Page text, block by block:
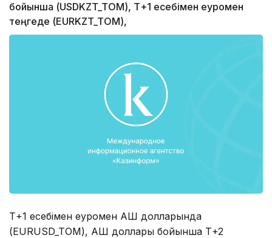
бойынша (USDKZT_TOM), Т+1 есебімен еуромен
теңгеде (EURKZT_TOM),
Т+1 есебімен еуромен АҚШ долларында
(EURUSD_TOM), АҚШ доллары бойынша Т+2